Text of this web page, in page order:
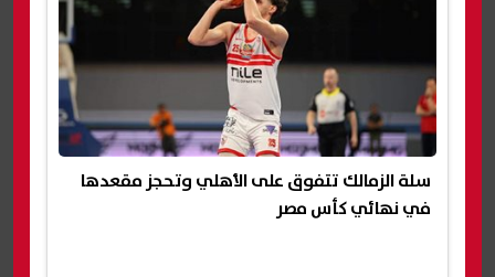
سلة الزمالك تتفوق على الأهلي وتحجز مقعدها
في نهائي كأس مصر